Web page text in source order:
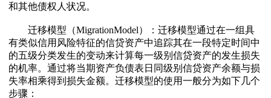
和其他债权人状况。
迁移模型（MigrationModel）：迁移模型通过在一组具
有类似信用风险特征的信贷资产中追踪其在一段特定时间中
的五级分类发生的变动来计算每一级别信贷资产的发生损失
的机率。通过将当期资产负债表日同级别信贷资产余额与损
失率相乘得到损失金额。迁移模型的使用一般分为如下几个
步骤：